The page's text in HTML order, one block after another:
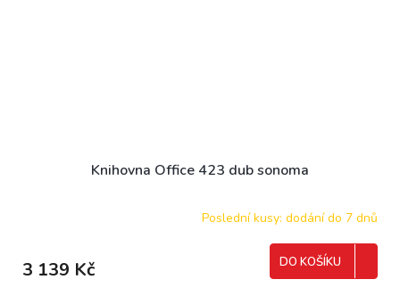
Knihovna Office 423 dub sonoma
Poslední kusy: dodání do 7 dnů
3 139 Kč DO KOŠÍKU